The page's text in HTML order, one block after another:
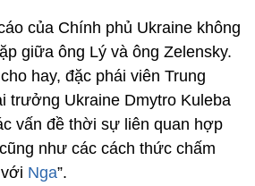
của Chính phủ Ukraine không
giữa ông Lý và ông Zelensky.
hay, đặc phái viên Trung
trưởng Ukraine Dmytro Kuleba
vấn đề thời sự liên quan hợp
như các cách thức chấm
Nga”.